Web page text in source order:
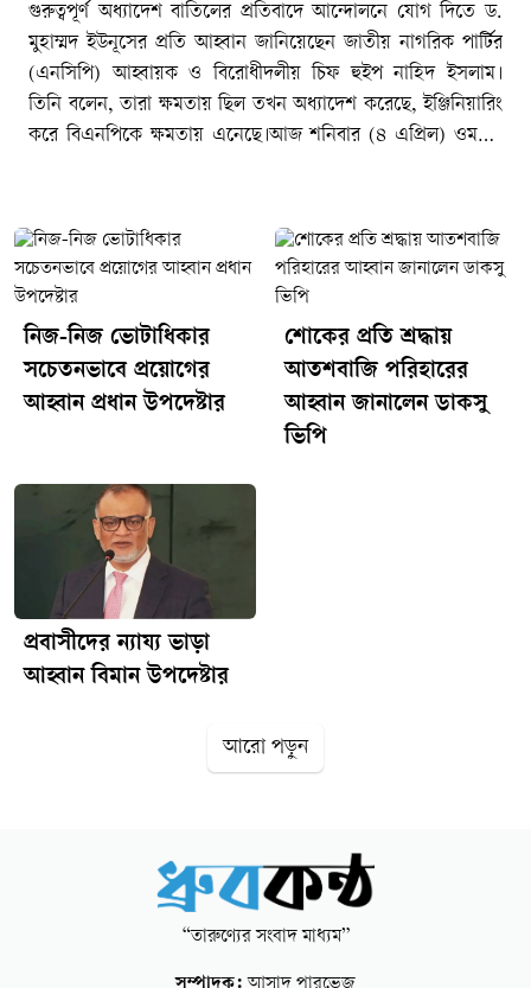
গুরুত্বপূর্ণ অধ্যাদেশ বাতিলের প্রতিবাদে আন্দোলনে যোগ দিতে ড.
মুহাম্মদ ইউনূসের প্রতি আহ্বান জানিয়েছেন জাতীয় নাগরিক পার্টির
(এনসিপি) আহ্বায়ক ও বিরোধীদলীয় চিফ হুইপ নাহিদ ইসলাম।
তিনি বলেন, তারা ক্ষমতায় ছিল তখন অধ্যাদেশ করেছে, ইঞ্জিনিয়ারিং
করে বিএনপিকে ক্ষমতায় এনেছে।আজ শনিবার (৪ এপ্রিল) ওমরাহ
তিনি।নাহিদ ইসলাম বলেন, গুরুত্বপূর্ণ অধ্যাদেশ বাতিলের বিষয়টি
রাজনৈতিকভাবে অত্যন্ত তাৎপর্যপূর্ণ। এই পরিস্থিতিতে ড. ইউনূসের
নীরব থাকা উচিত নয় এবং তাকে রাজপথে নেমে আন্দোলনে অংশ
নেওয়া উচিত।তিনি আরও বলেন, আমরা বলেছিলাম সংস্কার,
বিএনপি বলেছিল নির্বাচন। দুই তৃতীয়াংশ ভোট পাওয়ার পর তারা
কোনও কিছুই তোয়াক্কা করছে না। গণভোট মানছে না। গণভোট কিন্তু
জুলাই সনদ অনুযায়ী হয়নি। বিভিন্ন অধ্যাদেশ সংসদে আনছে না।
তিনি বলেন, গুম প্রতিরোধ, জাতীয় মানবাধিকার অধ্যাদেশ, সচিবালয়
হয়েছে, এই গুমের অধ্যাদেশও তারা বাতিল করে দিতে চাচ্ছে। এই
অধ্যাদেশ বাতিল আইনে পরিণত না হলে বিএনপির কলঙ্কমুক্ত হবে
না। এনএম/ধ্রুবকন্ঠ
নিজ-নিজ ভোটাধিকার
সচেতনভাবে প্রয়োগের
আহ্বান প্রধান উপদেষ্টার
শোকের প্রতি শ্রদ্ধায়
আতশবাজি পরিহারের
আহ্বান জানালেন ডাকসু
ভিপি
প্রবাসীদের ন্যায্য ভাড়া
আহ্বান বিমান উপদেষ্টার
আরো পড়ুন
“তারুণ্যের সংবাদ মাধ্যম”